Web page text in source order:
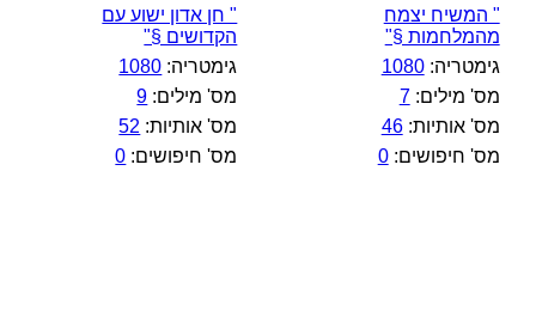
" המשיח יצמח
מהמלחמות §"
גימטריה:1080
מס' מילים:7
מס' אותיות:46
מס' חיפושים:0
" חן אדון ישוע עם
הקדושים §"
גימטריה: 1080
מס' מילים: 9
מס' אותיות: 52
מס' חיפושים: 0